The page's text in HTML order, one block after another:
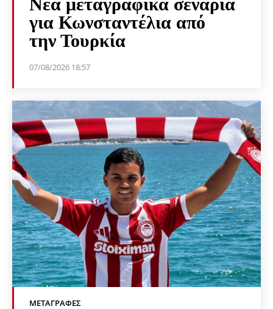
για Κωνσταντέλια από
την Τουρκία
07/08/2026 18:57
ΜΕΤΑΓΡΑΦΈΣ